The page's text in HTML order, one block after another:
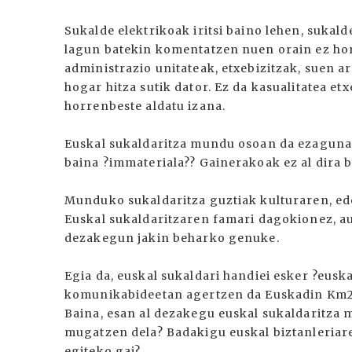
Sukalde elektrikoak iritsi baino lehen,
lagun batekin komentatzen nuen orain ez
administrazio unitateak, etxebizitzak, suen
hogar hitza sutik dator. Ez da kasualitatea
horrenbeste aldatu izana.
Euskal sukaldaritza mundu osoan da
baina ?immateriala?? Gainerakoak ez al dira
Munduko sukaldaritza guztiak kulturaren,
Euskal sukaldaritzaren famari dagokionez,
dezakegun jakin beharko genuke.
Egia da, euskal sukaldari handiei esker
komunikabideetan agertzen da Euskadin
Baina, esan al dezakegu euskal sukaldaritza
mugatzen dela? Badakigu euskal